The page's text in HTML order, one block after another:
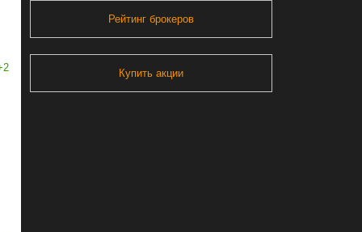
Рейтинг брокеров
Купить акции